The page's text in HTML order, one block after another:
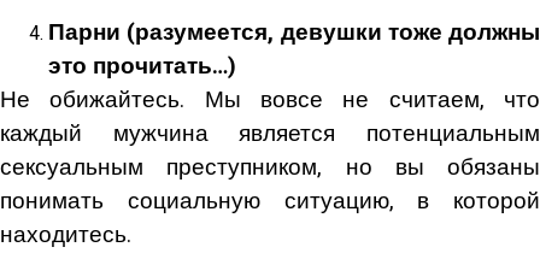
Парни (разумеется, девушки тоже должны
это прочитать…)
Не обижайтесь. Мы вовсе не считаем, что
каждый мужчина является потенциальным
сексуальным преступником, но вы обязаны
понимать социальную ситуацию, в которой
находитесь.